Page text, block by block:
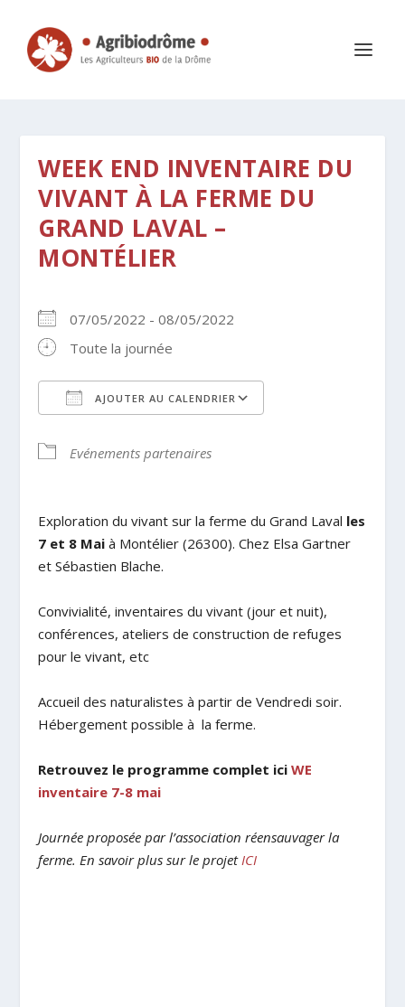
WEEK END INVENTAIRE DU
VIVANT À LA FERME DU
GRAND LAVAL –
MONTÉLIER
07/05/2022 - 08/05/2022
Toute la journée
AJOUTER AU CALENDRIER
Evénements partenaires
Exploration du vivant sur la ferme du Grand Laval les
7 et 8 Mai à Montélier (26300). Chez Elsa Gartner
et Sébastien Blache.
Convivialité, inventaires du vivant (jour et nuit),
conférences, ateliers de construction de refuges
pour le vivant, etc
Accueil des naturalistes à partir de Vendredi soir.
Hébergement possible à la ferme.
Retrouvez le programme complet iciWE
inventaire 7-8 mai
Journée proposée par l’association réensauvager la
ferme. En savoir plus sur le projetICI